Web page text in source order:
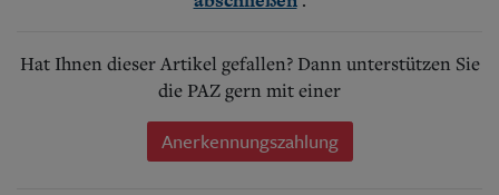
Hat Ihnen dieser Artikel gefallen? Dann unterstützen Sie
die PAZ gern mit einer
Anerkennungszahlung